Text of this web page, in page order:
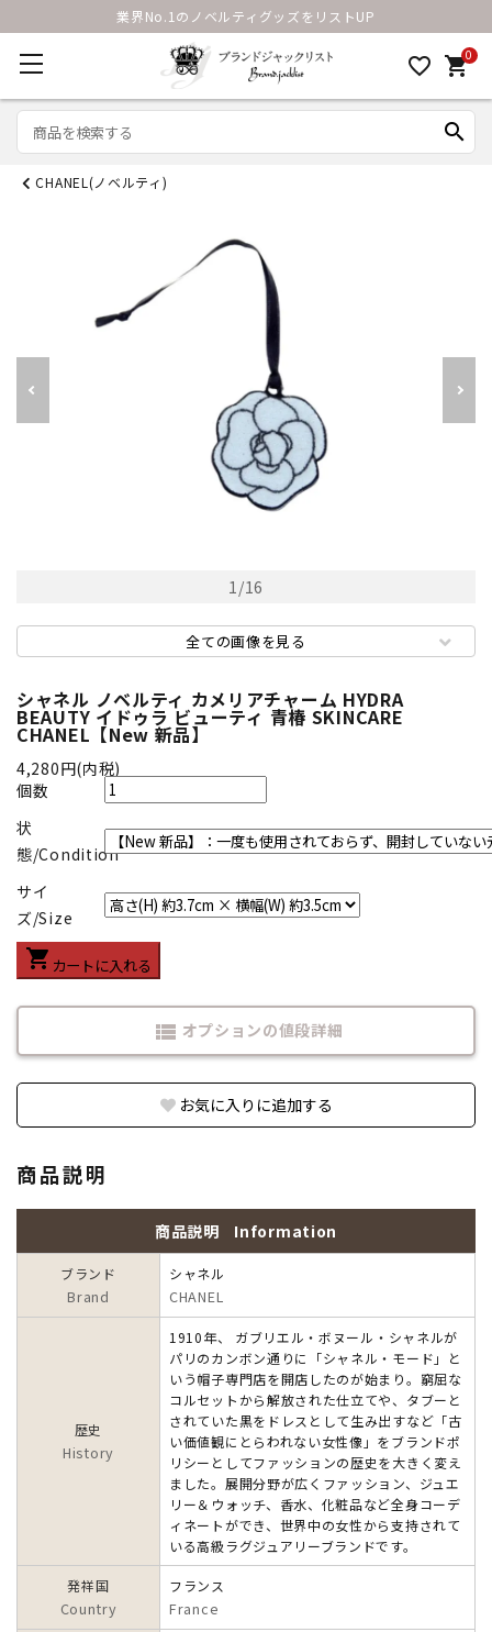
業界No.1のノベルティグッズをリストUP
favorite_border 0
shopping_cart
search
CHANEL(ノベルティ)
1/16
全ての画像を見る
シャネル ノベルティ カメリアチャーム HYDRA
BEAUTY イドゥラ ビューティ 青椿 SKINCARE
CHANEL【New 新品】
4,280円(内税)
個数
状
態/Condition
サイ
ズ/Size
shopping_cart カートに入れる
view_list オプションの値段詳細
お気に入りに追加する
商品説明
商品説明 Information
ブランド
Brand
シャネル
CHANEL
歴史
History
1910年、 ガブリエル・ボヌール・シャネルが
パリのカンボン通りに「シャネル・モード」と
いう帽子専門店を開店したのが始まり。窮屈な
コルセットから解放された仕立てや、タブーと
されていた黒をドレスとして生み出すなど「古
い価値観にとらわれない女性像」をブランドポ
リシーとしてファッションの歴史を大きく変え
ました。展開分野が広くファッション、ジュエ
リー＆ウォッチ、香水、化粧品など全身コーデ
ィネートができ、世界中の女性から支持されて
いる高級ラグジュアリーブランドです。
発祥国
Country
フランス
France